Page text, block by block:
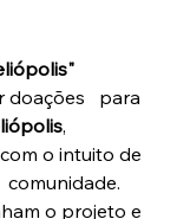
doações   para
,
o intuito de
comunidade.
o projeto e